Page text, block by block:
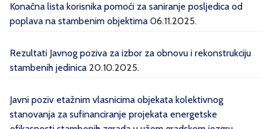
Konačna lista korisnika pomoći za saniranje posljedica od
poplava na stambenim objektima 06.11.2025.
Rezultati Javnog poziva za izbor za obnovu i rekonstrukciju
stambenih jedinica 20.10.2025.
Javni poziv etažnim vlasnicima objekata kolektivnog
stanovanja za sufinanciranje projekata energetske